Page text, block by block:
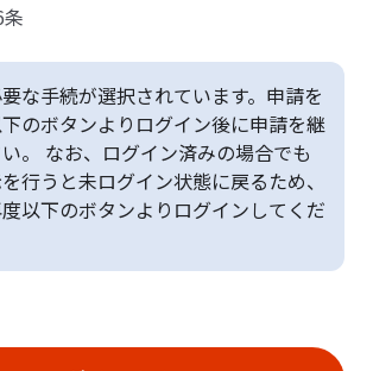
な手続が選択されています。申請を
のボタンよりログイン後に申請を継
。 なお、ログイン済みの場合でも
行うと未ログイン状態に戻るため、
以下のボタンよりログインしてくだ